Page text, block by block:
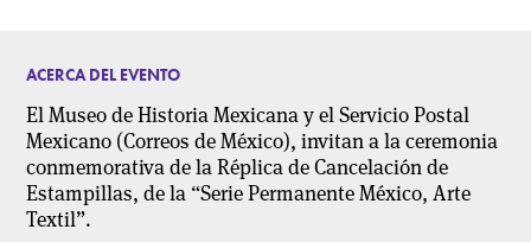
ACERCA DEL EVENTO
El Museo de Historia Mexicana y el Servicio Postal
Mexicano (Correos de México), invitan a la ceremonia
conmemorativa de la Réplica de Cancelación de
Estampillas, de la “Serie Permanente México, Arte
Textil”.